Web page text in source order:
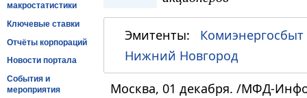
макростатистики
Ключевые ставки
Отчёты корпораций
Новости портала
События и
мероприятия
Эмитенты: Комиэнергосбыт
Нижний Новгород
Москва, 01 декабря. /МФД-